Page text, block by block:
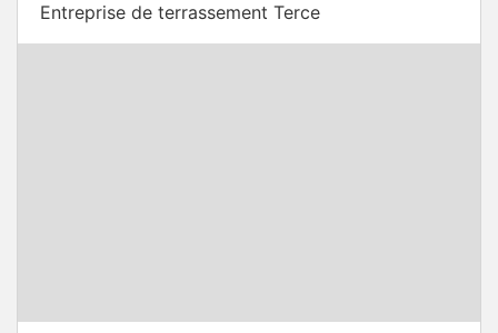
Entreprise de terrassement Terce